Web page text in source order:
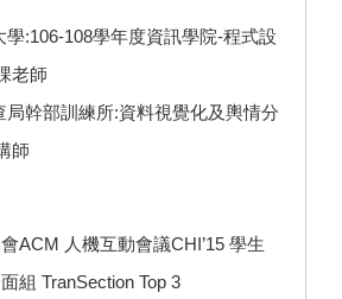
學:106-108學年度資訊學院-程式設
老師
局幹部訓練所:資料視覺化及輿情分
師
ACM 人機互動會議CHI’15 學生
組 TranSection Top 3